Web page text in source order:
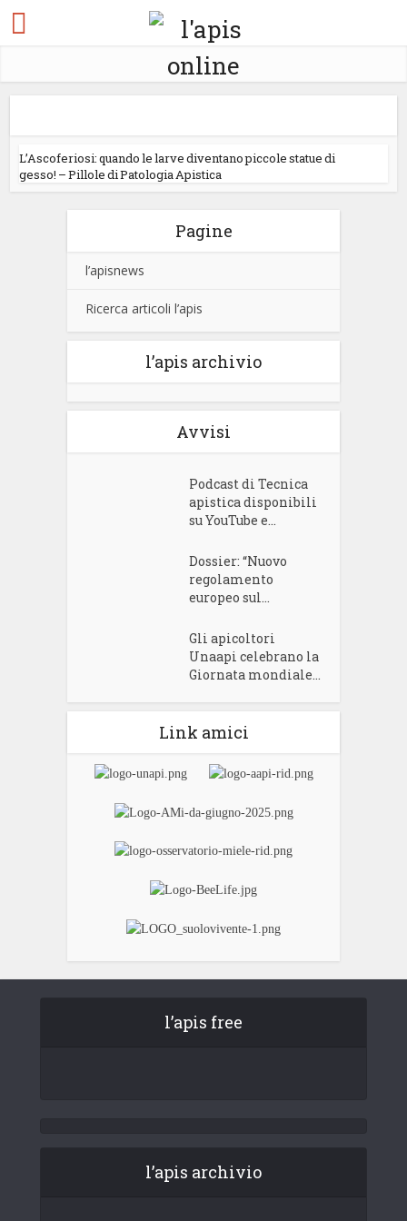
L’Ascoferiosi: quando le larve diventano piccole statue di
gesso! – Pillole di Patologia Apistica
Pagine
l’apisnews
Ricerca articoli l’apis
l’apis archivio
Avvisi
Podcast di Tecnica
apistica disponibili
su YouTube e...
Dossier: “Nuovo
regolamento
europeo sul...
Gli apicoltori
Unaapi celebrano la
Giornata mondiale...
Link amici
l’apis free
l’apis archivio